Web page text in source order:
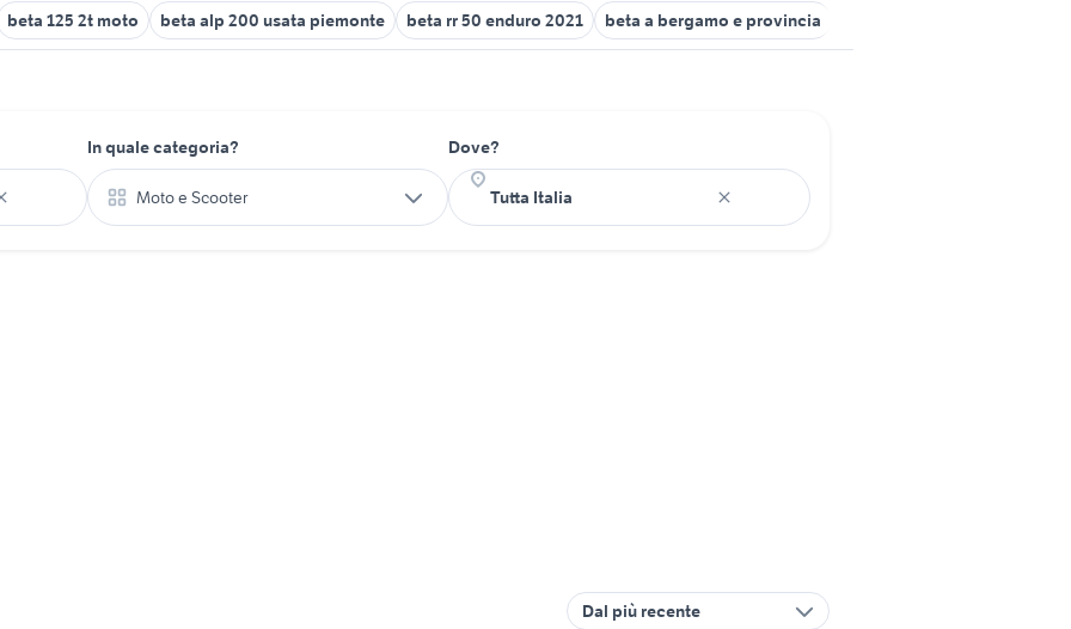
beta 125 2t moto beta alp 200 usata piemonte beta rr 50 enduro 2021 beta a bergamo e provincia
In quale categoria?
Moto e Scooter
Dove?
Dal più recente